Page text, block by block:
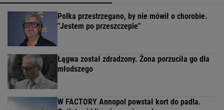
Polka przestrzegano, by nie mówił o chorobie.
"Jestem po przeszczepie"
Łągwa został zdradzony. Żona porzuciła go dla
młodszego
W FACTORY Annopol powstał kort do padla.